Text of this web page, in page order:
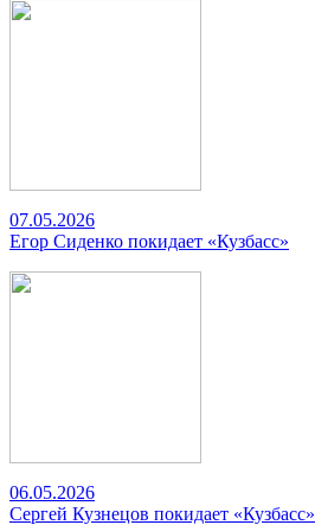
07.05.2026
Егор Сиденко покидает «Кузбасс»
06.05.2026
Сергей Кузнецов покидает «Кузбасс»